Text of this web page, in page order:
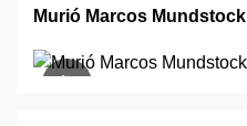
Murió Marcos Mundstock